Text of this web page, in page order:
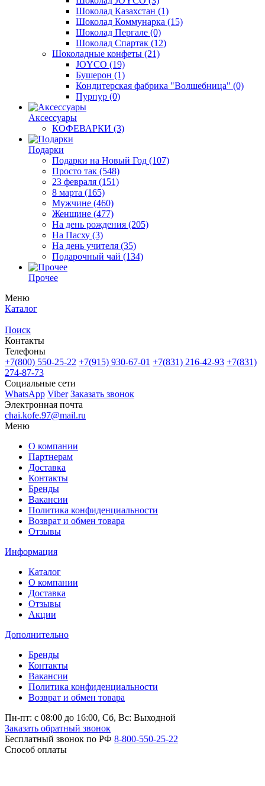
Шоколад Казахстан (1)
Шоколад Коммунарка (15)
Шоколад Пергале (0)
Шоколад Спартак (12)
Шоколадные конфеты (21)
JOYCO (19)
Бушерон (1)
Кондитерская фабрика "Волшебница" (0)
Пурпур (0)
Аксессуары
КОФЕВАРКИ (3)
Подарки
Подарки на Новый Год (107)
Просто так (548)
23 февраля (151)
8 марта (165)
Мужчине (460)
Женщине (477)
На день рождения (205)
На Пасху (3)
На день учителя (35)
Подарочный чай (134)
Прочее
Меню
Каталог
Поиск
Контакты
Телефоны
+7(800) 550-25-22 +7(915) 930-67-01 +7(831) 216-42-93 +7(831)
274-87-73
Социальные сети
WhatsApp Viber Заказать звонок
Электронная почта
chai.kofe.97@mail.ru
Меню
О компании
Партнерам
Доставка
Контакты
Бренды
Вакансии
Политика конфиденциальности
Возврат и обмен товара
Отзывы
Информация
Каталог
О компании
Доставка
Отзывы
Акции
Дополнительно
Бренды
Контакты
Вакансии
Политика конфиденциальности
Возврат и обмен товара
Пн-пт: c 08:00 до 16:00, Сб, Вс: Выходной
Заказать обратный звонок
Бесплатный звонок по РФ 8-800-550-25-22
Способ оплаты